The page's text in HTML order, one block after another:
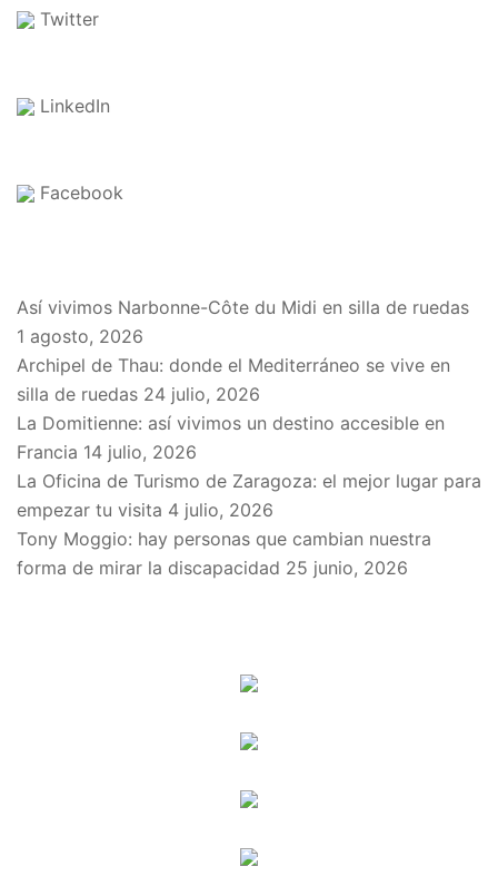
Twitter
LinkedIn
Facebook
Así vivimos Narbonne-Côte du Midi en silla de ruedas
1 agosto, 2026
Archipel de Thau: donde el Mediterráneo se vive en
silla de ruedas 24 julio, 2026
La Domitienne: así vivimos un destino accesible en
Francia 14 julio, 2026
La Oficina de Turismo de Zaragoza: el mejor lugar para
empezar tu visita 4 julio, 2026
Tony Moggio: hay personas que cambian nuestra
forma de mirar la discapacidad 25 junio, 2026